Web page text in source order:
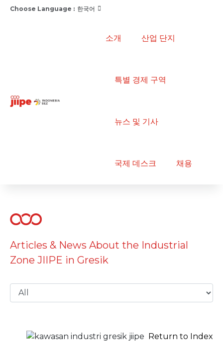
Choose Language : 한국어
소개 산업 단지
특별 경제 구역
뉴스 및 기사
국제 데스크 채용
Articles & News About the Industrial
Zone JIIPE in Gresik
Return to Index